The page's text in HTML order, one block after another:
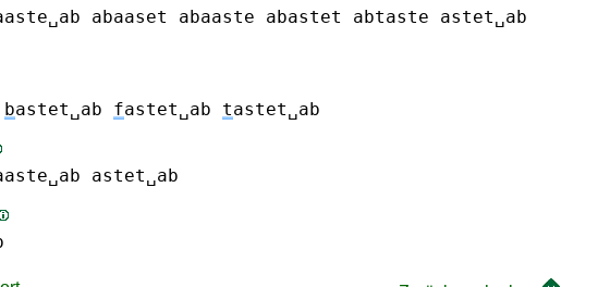
abaaset abaaste abastet abtaste
astet␣ab
bastet␣ab fastet␣ab tastet␣ab
astet␣ab